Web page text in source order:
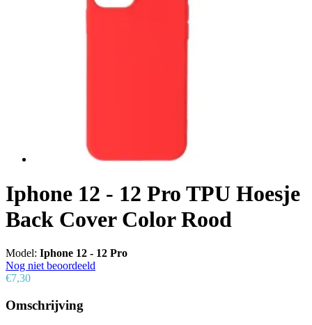
Iphone 12 - 12 Pro TPU Hoesje
Back Cover Color Rood
Model: Iphone 12 - 12 Pro
Nog niet beoordeeld
€7,30
Omschrijving